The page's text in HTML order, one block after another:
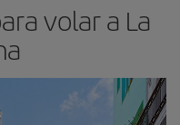
volar a La